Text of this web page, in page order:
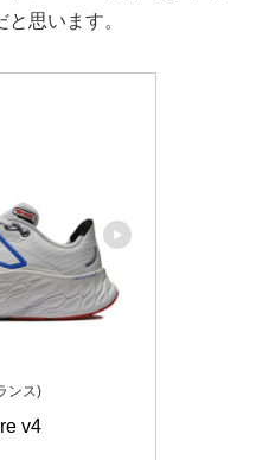
思います。
ンス)
v4